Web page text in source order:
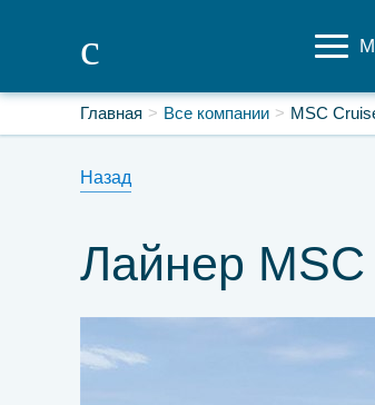
Главная Все компании MSC
Назад
Лайнер